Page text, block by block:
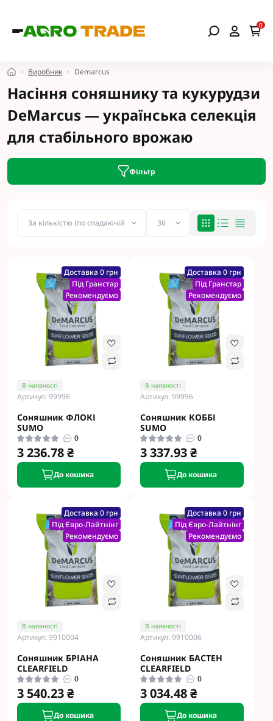
0
Виробник Demarcus
Насіння соняшнику та кукурудзи
DeMarcus — українська селекція
для стабільного врожаю
Фільтр
Доставка 0 грн
Під Гранстар
Рекомендуємо
В наявності
Артикул: 99996
Соняшник ФЛОКІ
SUMO
0
3 236.78 ₴
До кошика
Доставка 0 грн
Під Гранстар
Рекомендуємо
В наявності
Артикул: 99996
Соняшник КОББІ
SUMO
0
3 337.93 ₴
До кошика
Доставка 0 грн
Під Євро-Лайтнінг
Рекомендуємо
В наявності
Артикул: 9910004
Соняшник БРІАНА
CLEARFIELD
0
3 540.23 ₴
До кошика
Доставка 0 грн
Під Євро-Лайтнінг
Рекомендуємо
В наявності
Артикул: 9910006
Соняшник БАСТЕН
CLEARFIELD
0
3 034.48 ₴
До кошика